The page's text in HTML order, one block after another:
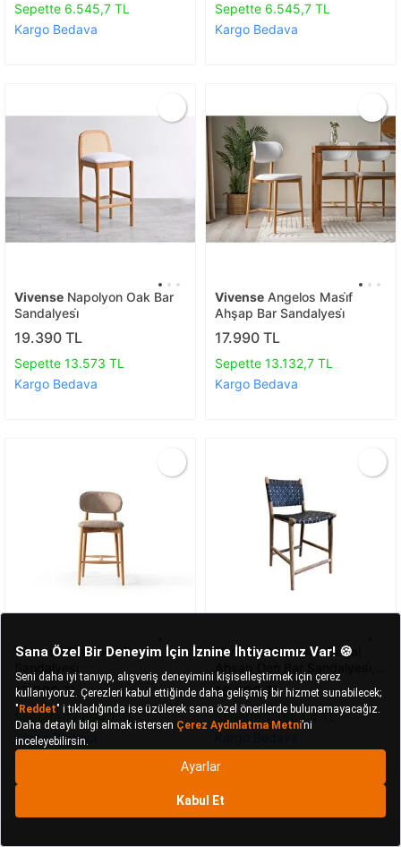
Sepette 6.545,7 TL
Kargo Bedava
Sepette 6.545,7 TL
Kargo Bedava
Vivense Napolyon Oak Bar
Sandalyesi̇
19.390 TL
Sepette 13.573 TL
Kargo Bedava
Vivense Angelos Masi̇f
Ahşap Bar Sandalyesi̇
17.990 TL
Sepette 13.132,7 TL
Kargo Bedava
VivenseDi̇amond Bar
17.390 TL
Sepette 12.694,7 TL
Kargo Bedava
VivenseNapolyon Dogal
Si̇yah
16.690 TL
Sepette 12.684,4 TL